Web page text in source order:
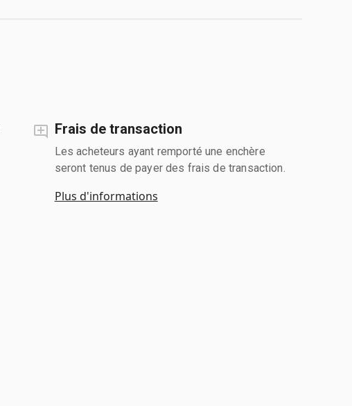
Frais de transaction
Les acheteurs ayant remporté une enchère
seront tenus de payer des frais de transaction.
Plus d'informations